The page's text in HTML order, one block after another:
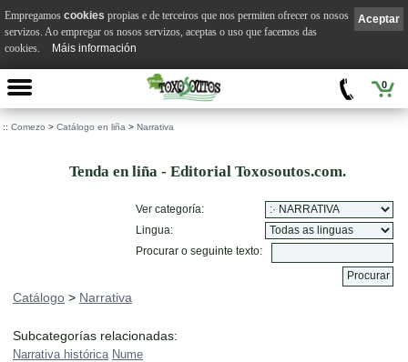
0
:: Comezo > Catálogo en liña > Narrativa
Tenda en liña - Editorial Toxosoutos.com.
Ver categoría:
Lingua:
Procurar o seguinte texto:
Catálogo > Narrativa
Subcategorías relacionadas:
Narrativa histórica Nume
Aceptar
Empregamos cookies propias e de terceiros que nos permiten ofrecer os nosos
servizos. Ao empregar os nosos servizos, aceptas o uso que facemos das
cookies.
Máis información